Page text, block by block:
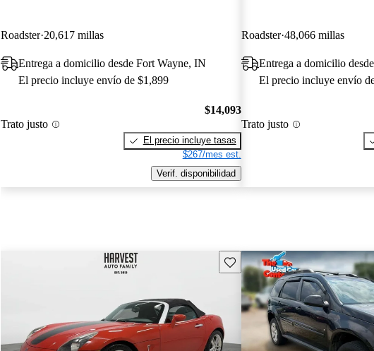
Roadster 20,617 millas
Entrega a domicilio desde Fort Wayne, IN
El precio incluye envío de $1,899
Trato justo
$14,093
El precio incluye tasas
$267/mes est.
Verif. disponibilidad
Roadster 48,066 millas
Entrega a domicilio
El precio incluye envío
Trato justo
Guarda este Aviso